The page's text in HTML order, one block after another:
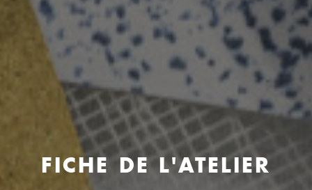
FICHE DE L'ATELIER